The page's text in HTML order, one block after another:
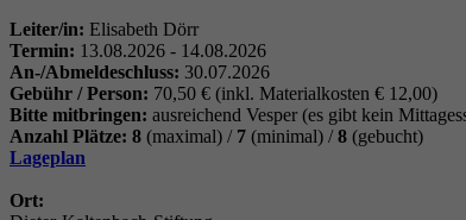
Leiter/in: Elisabeth Dörr
Termin: 13.08.2026 - 14.08.2026
An-/Abmeldeschluss: 30.07.2026
Gebühr / Person: 70,50 € (inkl. Materialkosten € 12,00)
Bitte mitbringen: ausreichend Vesper (es gibt kein
Anzahl Plätze: 8 (maximal) / 7 (minimal) /8 (gebucht)
Lageplan
Ort: